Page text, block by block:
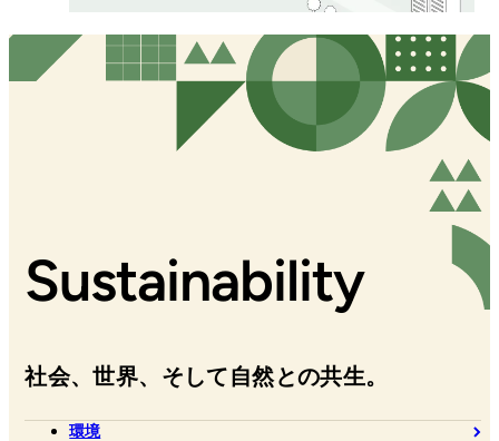
Sustainability
社会、世界、そして自然との共生。
環境